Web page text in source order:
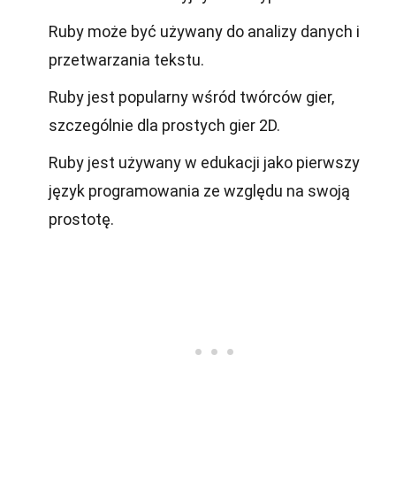
Ruby może być używany do analizy danych i
przetwarzania tekstu.
Ruby jest popularny wśród twórców gier,
szczególnie dla prostych gier 2D.
Ruby jest używany w edukacji jako pierwszy
język programowania ze względu na swoją
prostotę.